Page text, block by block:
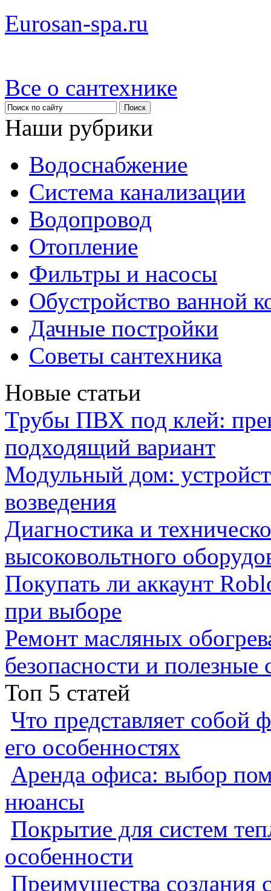
Eurosan-spa.ru
Все о сантехнике
Наши рубрики
Водоснабжение
Система канализации
Водопровод
Отопление
Фильтры и насосы
Обустройство ванной
Дачные постройки
Советы сантехника
Новые статьи
Трубы ПВХ под клей:
подходящий вариант
Модульный дом:
возведения
Диагностика и
высоковольтного
Покупать ли аккаунт
при выборе
Ремонт масляных
безопасности и полезные
Топ 5 статей
Что представляет собой
его особенностях
Аренда офиса: выбор
нюансы
Покрытие для систем
особенности
Преимущества создания